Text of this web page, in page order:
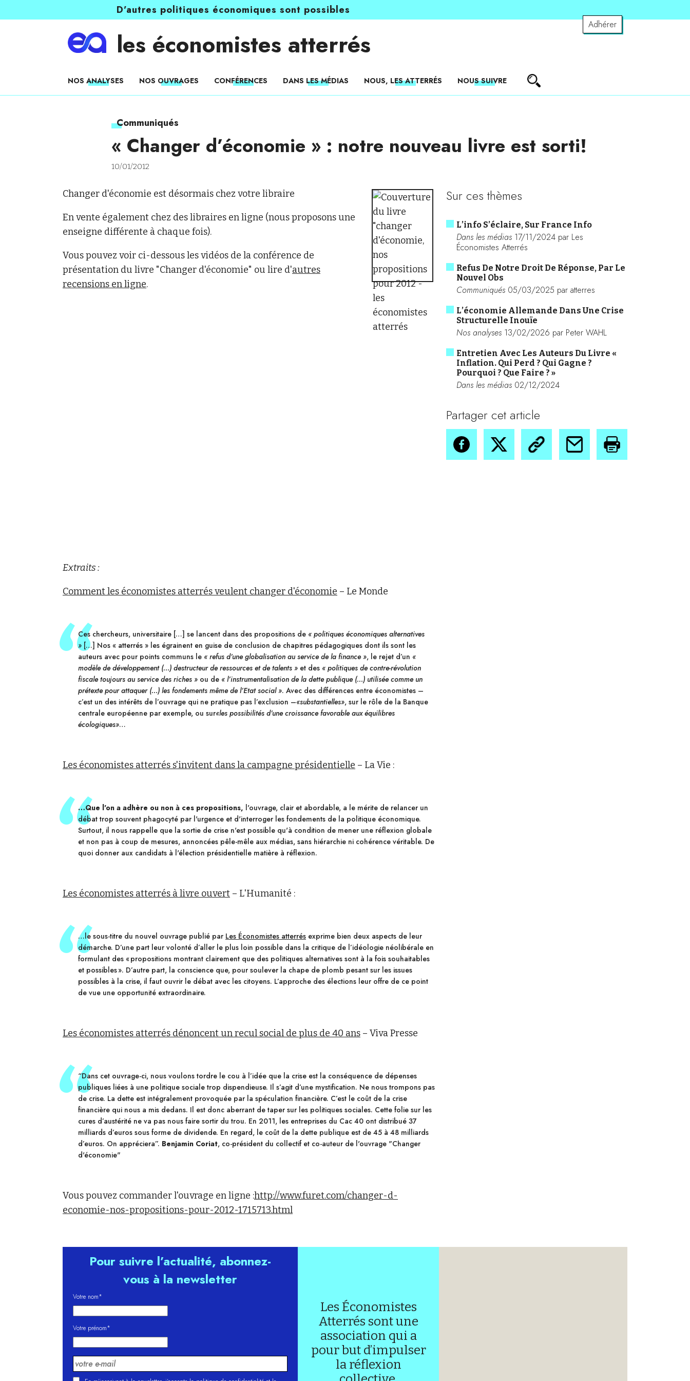
D’autres politiques économiques sont possibles
Adhérer
les économistes atterrés
NOS ANALYSES NOS OUVRAGES CONFÉRENCES DANS LES MÉDIAS NOUS, LES ATTERRÉS NOUS SUIVRE
Communiqués
« Changer d’économie » : notre nouveau livre est sorti!
10/01/2012
Changer d'économie est désormais chez votre libraire
En vente également chez des libraires en ligne (nous proposons une
enseigne différente à chaque fois).
Vous pouvez voir ci-dessous les vidéos de la conférence de
présentation du livre "Changer d'économie" ou lire d'autres
recensions en ligne.
Extraits :
Comment les économistes atterrés veulent changer d'économie – Le Monde
Ces chercheurs, universitaire […] se lancent dans des propositions de « politiques économiques alternatives
» […] Nos « atterrés » les égrainent en guise de conclusion de chapitres pédagogiques dont ils sont les
auteurs avec pour points communs le « refus d’une globalisation au service de la finance », le rejet d’un «
modèle de développement (…) destructeur de ressources et de talents » et des « politiques de contre-révolution
fiscale toujours au service des riches » ou de « l’instrumentalisation de la dette publique (…) utilisée comme un
prétexte pour attaquer (…) les fondements même de l’Etat social ». Avec des différences entre économistes –
c’est un des intérêts de l’ouvrage qui ne pratique pas l’exclusion –«substantielles», sur le rôle de la Banque
centrale européenne par exemple, ou sur«les possibilités d’une croissance favorable aux équilibres
écologiques»…
Les économistes atterrés s'invitent dans la campagne présidentielle – La Vie :
…Que l'on a adhère ou non à ces propositions, l'ouvrage, clair et abordable, a le mérite de relancer un
débat trop souvent phagocyté par l'urgence et d'interroger les fondements de la politique économique.
Surtout, il nous rappelle que la sortie de crise n'est possible qu'à condition de mener une réflexion globale
et non pas à coup de mesures, annoncées pêle-mêle aux médias, sans hiérarchie ni cohérence véritable. De
quoi donner aux candidats à l'élection présidentielle matière à réflexion.
Les économistes atterrés à livre ouvert – L'Humanité :
…le sous-titre du nouvel ouvrage publié par Les Économistes atterrés exprime bien deux aspects de leur
démarche. D’une part leur volonté d’aller le plus loin possible dans la critique de l’idéologie néolibérale en
formulant des « propositions montrant clairement que des politiques alternatives sont à la fois souhaitables
et possibles ». D’autre part, la conscience que, pour soulever la chape de plomb pesant sur les issues
possibles à la crise, il faut ouvrir le débat avec les citoyens. L’approche des élections leur offre de ce point
de vue une opportunité extraordinaire.
Les économistes atterrés dénoncent un recul social de plus de 40 ans – Viva Presse
“Dans cet ouvrage-ci, nous voulons tordre le cou à l’idée que la crise est la conséquence de dépenses
publiques liées à une politique sociale trop dispendieuse. Il s’agit d’une mystification. Ne nous trompons pas
de crise. La dette est intégralement provoquée par la spéculation financière. C’est le coût de la crise
financière qui nous a mis dedans. Il est donc aberrant de taper sur les politiques sociales. Cette folie sur les
cures d’austérité ne va pas nous faire sortir du trou. En 2011, les entreprises du Cac 40 ont distribué 37
milliards d’euros sous forme de dividende. En regard, le coût de la dette publique est de 45 à 48 milliards
d’euros. On appréciera”. Benjamin Coriat, co-président du collectif et co-auteur de l'ouvrage "Changer
d'économie"
Vous pouvez commander l'ouvrage en ligne :http://www.furet.com/changer-d-
economie-nos-propositions-pour-2012-1715713.html
Sur ces thèmes
L’info S’éclaire, Sur France Info
Dans les médias 17/11/2024 par Les
Économistes Atterrés
Refus De Notre Droit De Réponse, Par Le
Nouvel Obs
Communiqués 05/03/2025 par atterres
L’économie Allemande Dans Une Crise
Structurelle Inouïe
Nos analyses 13/02/2026 par Peter WAHL
Entretien Avec Les Auteurs Du Livre «
Inflation. Qui Perd ? Qui Gagne ?
Pourquoi ? Que Faire ? »
Dans les médias 02/12/2024
Partager cet article
Pour suivre l’actualité, abonnez-
vous à la newsletter
Votre nom*
Votre prénom*
Les Économistes
Atterrés sont une
association qui a
pour but d’impulser
la réflexion